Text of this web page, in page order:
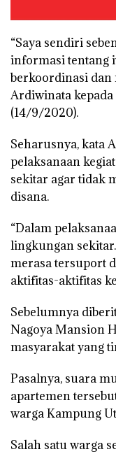
“Saya sendiri
informasi tentang
berkoordinasi dan
Ardiwinata
(14/9/2020).
Seharusnya, kata
pelaksanaan
sekitar agar tidak
disana.
“Dalam
lingkungan
merasa tersuport
aktifitas-aktifitas
Sebelumnya
Nagoya Mansion
masyarakat yang
Pasalnya, suara
apartemen
warga Kampung
Salah satu warga